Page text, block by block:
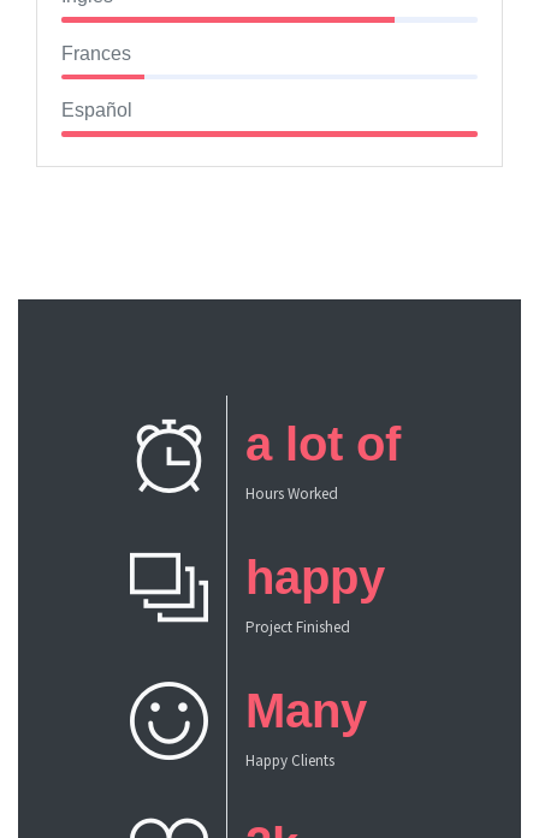
Frances
Español
a lot of
Hours Worked
happy
Project Finished
Many
Happy Clients